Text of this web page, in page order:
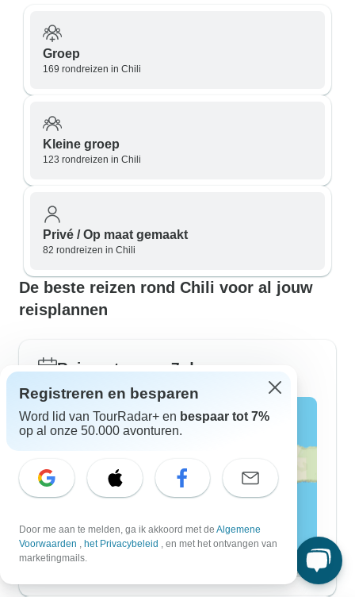
Groep
169 rondreizen in Chili
Kleine groep
123 rondreizen in Chili
Privé / Op maat gemaakt
82 rondreizen in Chili
De beste reizen rond Chili voor al jouw
reisplannen
Reisroutes van 7-daagse
Registreren en besparen
Word lid van TourRadar+ en bespaar tot 7%
op al onze 50.000 avonturen.
Door me aan te melden, ga ik akkoord met de Algemene
Voorwaarden , het Privacybeleid , en met het ontvangen van
marketingmails.